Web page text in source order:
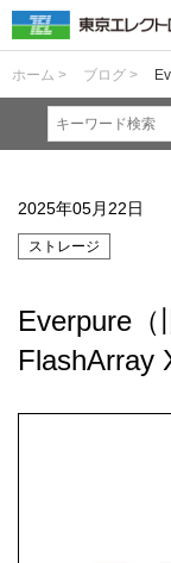
ホーム > ブログ >
2025年05月22日
ストレージ
Everpure（
FlashArray